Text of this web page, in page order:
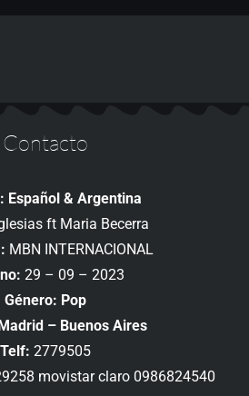
Contacto
Español & Argentina
ft Maria Becerra
MBN INTERNACIONAL
29 – 09 – 2023
Género: Pop
– Buenos Aires
Telf: 2779505
movistar claro 0986824540